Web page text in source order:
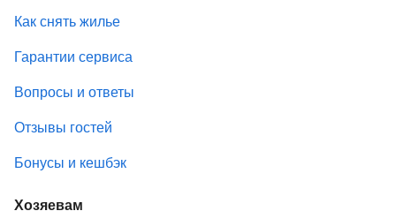
Как снять жилье
Гарантии сервиса
Вопросы и ответы
Отзывы гостей
Бонусы и кешбэк
Хозяевам